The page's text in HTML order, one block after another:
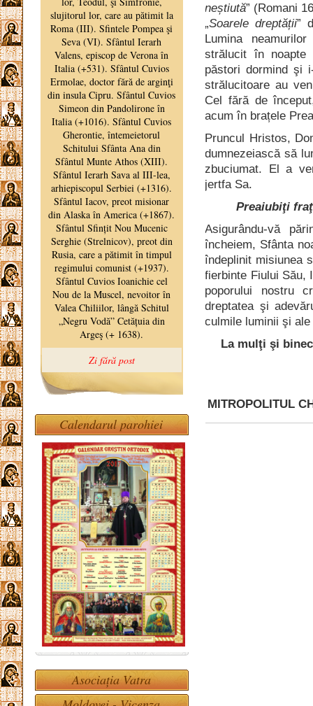
neștiută” (Romani
„Soarele dreptății”
Lumina
strălucit în noapte
păstori dormind şi
strălucitoare au
Cel fără de
acum în brațele
Pruncul Hristos,
dumnezeiască să
zbuciumat. El a
jertfa Sa.
Preaiubiţi
Asigurându-vă
încheiem, Sfânta
îndeplinit misiunea
fierbinte Fiului Său,
poporului nostru
dreptatea şi
culmile luminii şi
La mulţi şi
MITROPOLITUL
Calendarul parohiei
Asociația Vatra